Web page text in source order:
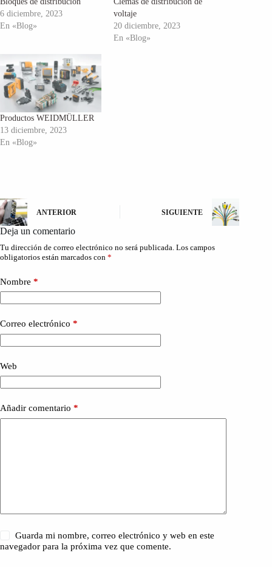
6 diciembre, 2023
En «Blog»
voltaje
20 diciembre, 2023
En «Blog»
Productos WEIDMÜLLER
13 diciembre, 2023
En «Blog»
ANTERIOR SIGUIENTE
Deja un comentario
Tu dirección de correo electrónico no será publicada. Los campos
obligatorios están marcados con *
Nombre *
Correo electrónico *
Web
Añadir comentario *
Guarda mi nombre, correo electrónico y web en este
navegador para la próxima vez que comente.